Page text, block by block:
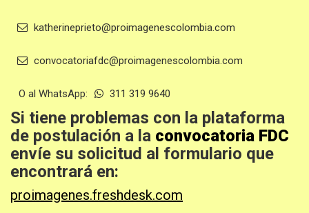
katherineprieto@proimagenescolombia.com
convocatoriafdc@proimagenescolombia.com
O al WhatsApp: 311 319 9640
Si tiene problemas con la plataforma
de postulación a la convocatoria FDC
envíe su solicitud al formulario que
encontrará en:
proimagenes.freshdesk.com